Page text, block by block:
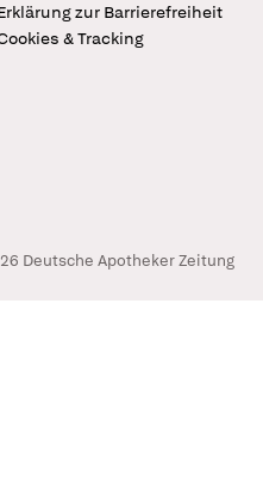
zur Barrierefreiheit
& Tracking
Deutsche Apotheker Zeitung